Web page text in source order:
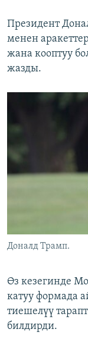
Президент
менен
жана кооптуу
жазды.
Доналд Трамп.
Өз кезегинде
катуу формада
тиешелүү
билдирди.